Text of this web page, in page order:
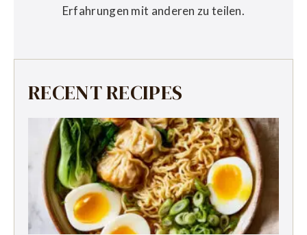
Erfahrungen mit anderen zu teilen.
RECENT RECIPES